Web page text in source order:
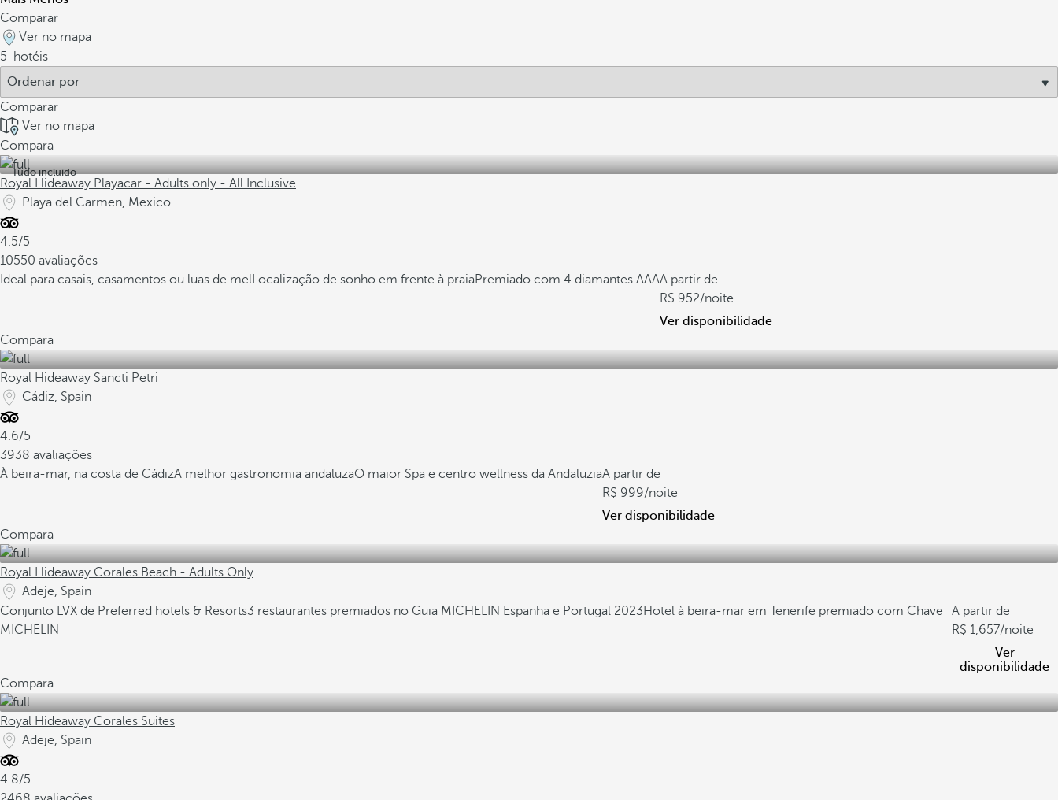
Comparar
Ver no mapa
5
hotéis
Comparar
Ver no mapa
Compara
Tudo incluído
Royal Hideaway Playacar - Adults only - All Inclusive
Playa del Carmen, Mexico
4.5/5
10550 avaliações
Ideal para casais, casamentos ou luas de melLocalização de sonho em frente à praiaPremiado com 4 diamantes AAAA partir de
952/noite
Ver disponibilidade
Compara
Royal Hideaway Sancti Petri
Cádiz, Spain
4.6/5
3938 avaliações
À beira-mar, na costa de CádizA melhor gastronomia andaluzaO maior Spa e centro wellness da AndaluziaA partir de
999/noite
Ver disponibilidade
Compara
Royal Hideaway Corales Beach - Adults Only
Adeje, Spain
Conjunto LVX de Preferred hotels & Resorts3 restaurantes premiados no Guia MICHELIN Espanha e Portugal 2023Hotel à beira-mar em Tenerife premiado com Chave
MICHELIN
A partir de
1,657/noite
Ver
disponibilidade
Compara
Royal Hideaway Corales Suites
Adeje, Spain
4.8/5